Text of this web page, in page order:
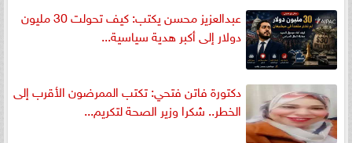
عبدالعزيز محسن يكتب: كيف تحولت 30 مليون
دولار إلى أكبر هدية سياسية...
دكتورة فاتن فتحي: تكتب الممرضون الأقرب إلى
الخطر.. شكرا وزير الصحة لتكريم...